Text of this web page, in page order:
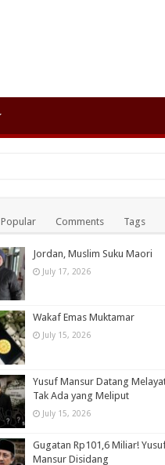
Popular Comments Tags
Jordan, Muslim Suku Maori
July 17, 2026
Wakaf Emas Muktamar
July 15, 2026
Yusuf Mansur Datang
Tak Ada yang Meliput
July 15, 2026
Gugatan Rp101,6 Miliar!
Mansur Disidang